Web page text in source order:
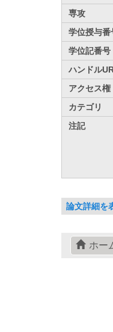
専攻
学位授与番
学位記番号
ハンドル
アクセス権
カテゴリ
注記
論文詳細を
ホー